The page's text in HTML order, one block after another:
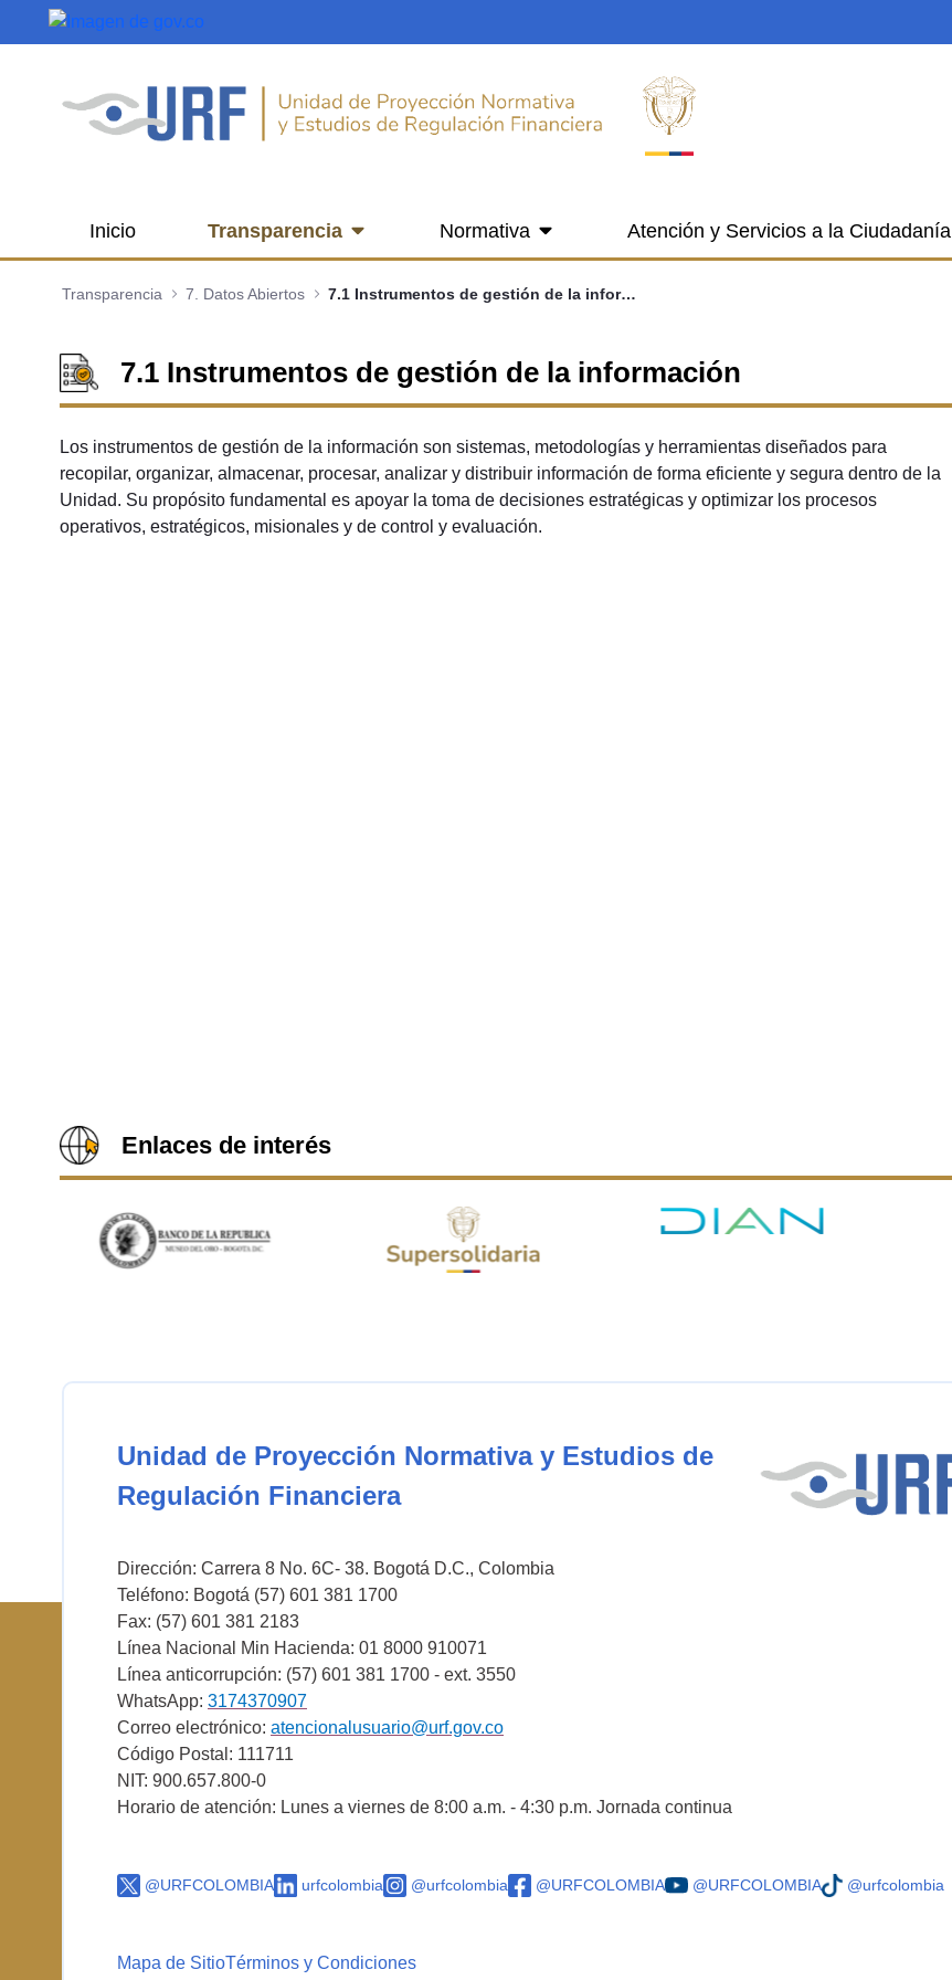
Saltar al contenido principal
Inicio Transparencia Normativa Atención y Servicios a la Ciudadanía
Transparencia 7. Datos Abiertos 7.1 Instrumentos de gestión de la información
7.1 Instrumentos de gestión de la información
Los instrumentos de gestión de la información son sistemas, metodologías y herramientas diseñados para
recopilar, organizar, almacenar, procesar, analizar y distribuir información de forma eficiente y segura dentro de la
Unidad. Su propósito fundamental es apoyar la toma de decisiones estratégicas y optimizar los procesos
operativos, estratégicos, misionales y de control y evaluación.
Enlaces de interés
Unidad de Proyección Normativa y Estudios de
Regulación Financiera
Dirección: Carrera 8 No. 6C- 38. Bogotá D.C., Colombia
Teléfono: Bogotá (57) 601 381 1700
Fax: (57) 601 381 2183
Línea Nacional Min Hacienda: 01 8000 910071
Línea anticorrupción: (57) 601 381 1700 - ext. 3550
WhatsApp: 3174370907
Correo electrónico: atencionalusuario@urf.gov.co
Código Postal: 111711
NIT: 900.657.800-0
Horario de atención: Lunes a viernes de 8:00 a.m. - 4:30 p.m. Jornada continua
@URFCOLOMBIA urfcolombia @urfcolombia @URFCOLOMBIA @URFCOLOMBIA @urfcolombia
Mapa de SitioTérminos y Condiciones